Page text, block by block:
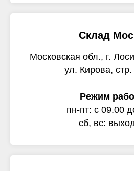
Склад
Московская обл., г.
ул. Кирова,
Режим
пн-пт: с 09.00
сб, вс: